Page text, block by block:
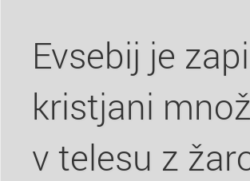
Evsebij je
kristjani
v telesu z